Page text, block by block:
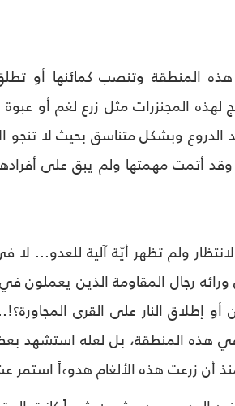
المنطقة وتنصب كمائنها أو
المجنزرات مثل زرع لغم أو
الدروع وبشكل متناسق بحيث لا
مهمتها ولم يبق على أفرادها
ولم تظهر أيّة آلية للعدو... لا
رجال المقاومة الذين يعملون
إطلاق النار على القرى
هذه المنطقة، بل لعله استشهد
أن زرعت هذه الألغام هدوءاً استمر